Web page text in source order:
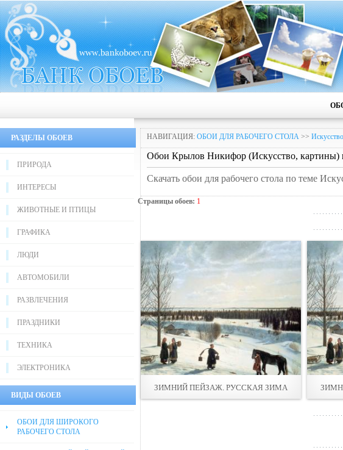
РАЗДЕЛЫ ОБОЕВ
ПРИРОДА
ИНТЕРЕСЫ
ЖИВОТНЫЕ И ПТИЦЫ
ГРАФИКА
ЛЮДИ
АВТОМОБИЛИ
РАЗВЛЕЧЕНИЯ
ПРАЗДНИКИ
ТЕХНИКА
ЭЛЕКТРОНИКА
ВИДЫ ОБОЕВ
ОБОИ ДЛЯ ШИРОКОГО
РАБОЧЕГО СТОЛА
НАВИГАЦИЯ: ОБОИ ДЛЯ РАБОЧЕГО СТОЛА >>
Обои Крылов Никифор (Искусство, картины)
Скачать обои для рабочего стола по теме
Страницы обоев: 1
ЗИМНИЙ ПЕЙЗАЖ. РУССКАЯ ЗИМА